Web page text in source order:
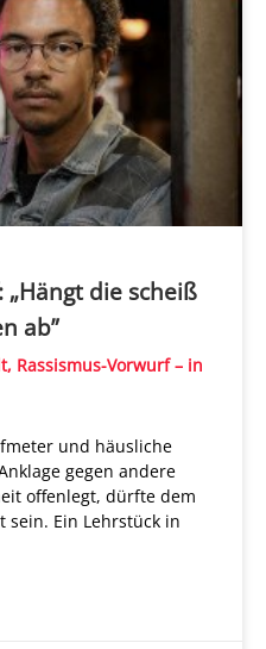
„Hängt die scheiß
ab”
Rassismus-Vorwurf – in
und häusliche
gegen andere
offenlegt, dürfte dem
sein. Ein Lehrstück in